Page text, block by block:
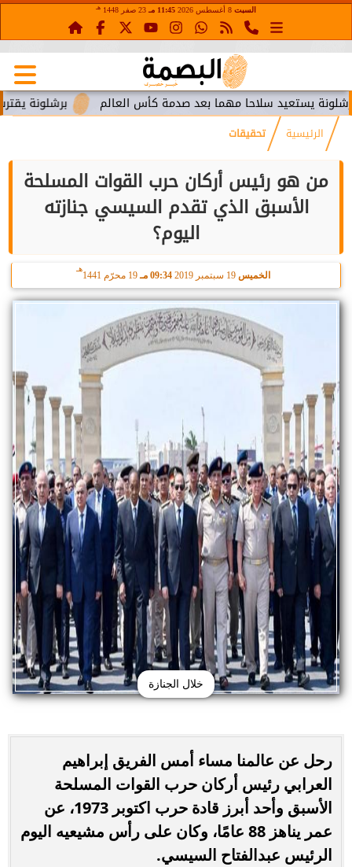
السبت 11:45 مـ 23 صفر 1448 هـ
برشلونة يقترب من سلاحا مهما بعد صدمة كأس العالم
الرئيسية تحقيقات
من هو رئيس أركان حرب القوات المسلحة
الأسبق الذي تقدم السيسي جنازته
اليوم؟
الخميس 19 سبتمبر 2019 09:34 مـ 19 محرّم 1441
هـ
خلال الجنازة
رحل عن عالمنا مساء أمس الفريق إبراهيم
العرابي رئيس أركان حرب القوات المسلحة
الأسبق وأحد أبرز قادة حرب اكتوبر 1973، عن
عمر يناهز 88 عامًا، وكان على رأس مشيعيه اليوم
الرئيس عبدالفتاح السيسي.